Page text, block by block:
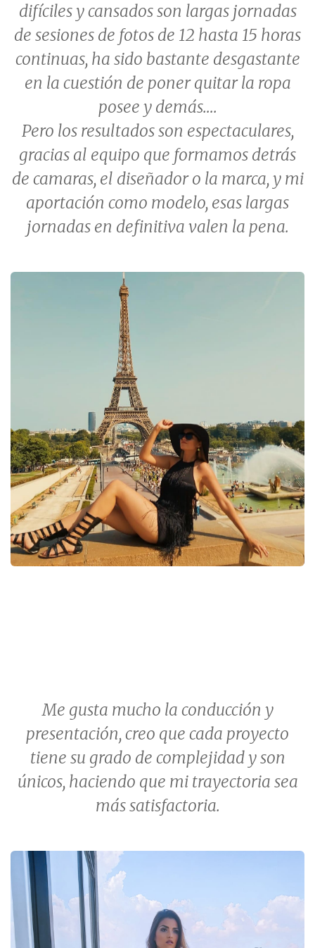
difíciles y cansados son largas jornadas
de sesiones de fotos de 12 hasta 15 horas
continuas, ha sido bastante desgastante
en la cuestión de poner quitar la ropa
posee y demás….
Pero los resultados son espectaculares,
gracias al equipo que formamos detrás
de camaras, el diseñador o la marca, y mi
aportación como modelo, esas largas
jornadas en definitiva valen la pena.
Me gusta mucho la conducción y
presentación, creo que cada proyecto
tiene su grado de complejidad y son
únicos, haciendo que mi trayectoria sea
más satisfactoria.